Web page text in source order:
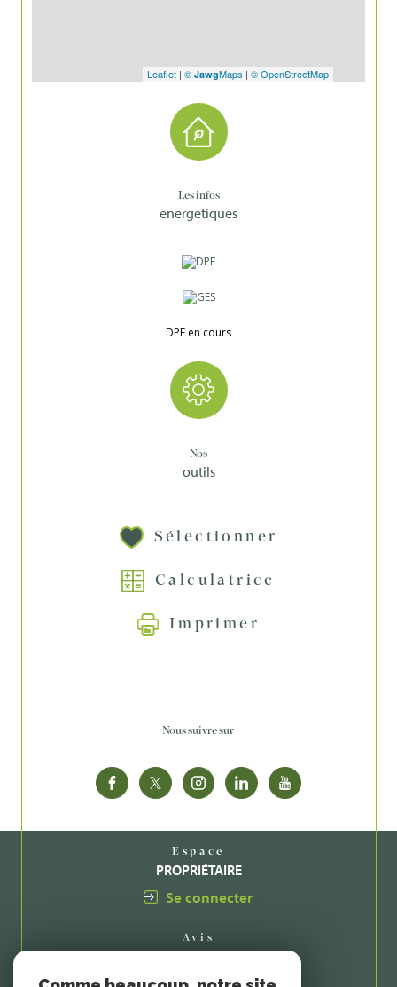
Les infos
energetiques
DPE en cours
Nos
outils
Sélectionner
Calculatrice
Imprimer
Leaflet | © JawgMaps | © OpenStreetMap
Nous suivre sur
Espace
PROPRIÉTAIRE
Se connecter
Avis
CLIENTS